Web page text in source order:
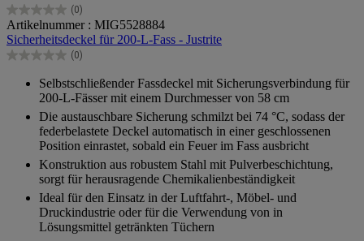
(0)
0.0
von
5
Sternen.
Artikelnummer : MIG5528884
Sicherheitsdeckel für 200-L-Fass - Justrite
(0)
0.0
Sternen.
Selbstschließender Fassdeckel mit Sicherungsverbindung für
200-L-Fässer mit einem Durchmesser von 58 cm
Die austauschbare Sicherung schmilzt bei 74 °C, sodass der
federbelastete Deckel automatisch in einer geschlossenen
Position einrastet, sobald ein Feuer im Fass ausbricht
Konstruktion aus robustem Stahl mit Pulverbeschichtung,
sorgt für herausragende Chemikalienbeständigkeit
Ideal für den Einsatz in der Luftfahrt-, Möbel- und
Druckindustrie oder für die Verwendung von in
Lösungsmittel getränkten Tüchern